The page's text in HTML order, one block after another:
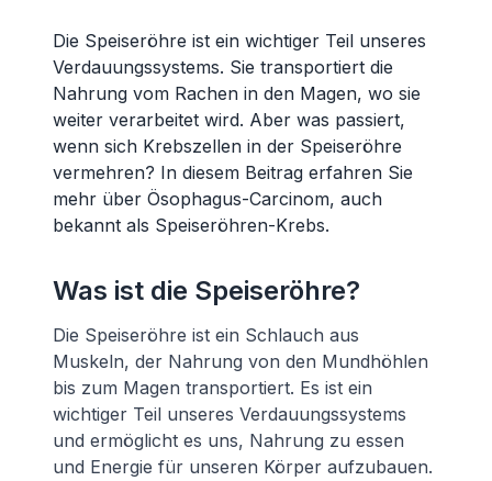
Die Speiseröhre ist ein wichtiger Teil unseres
Verdauungssystems. Sie transportiert die
Nahrung vom Rachen in den Magen, wo sie
weiter verarbeitet wird. Aber was passiert,
wenn sich Krebszellen in der Speiseröhre
vermehren? In diesem Beitrag erfahren Sie
mehr über Ösophagus-Carcinom, auch
bekannt als Speiseröhren-Krebs.
Was ist die Speiseröhre?
Die Speiseröhre ist ein Schlauch aus
Muskeln, der Nahrung von den Mundhöhlen
bis zum Magen transportiert. Es ist ein
wichtiger Teil unseres Verdauungssystems
und ermöglicht es uns, Nahrung zu essen
und Energie für unseren Körper aufzubauen.